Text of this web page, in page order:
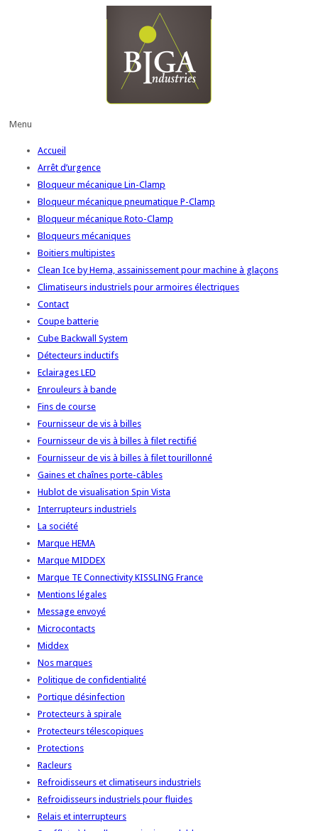
Menu
Accueil
Arrêt d’urgence
Bloqueur mécanique Lin-Clamp
Bloqueur mécanique pneumatique P-Clamp
Bloqueur mécanique Roto-Clamp
Bloqueurs mécaniques
Boitiers multipistes
Clean Ice by Hema, assainissement pour machine à glaçons
Climatiseurs industriels pour armoires électriques
Contact
Coupe batterie
Cube Backwall System
Détecteurs inductifs
Eclairages LED
Enrouleurs à bande
Fins de course
Fournisseur de vis à billes
Fournisseur de vis à billes à filet rectifié
Fournisseur de vis à billes à filet tourillonné
Gaines et chaînes porte-câbles
Hublot de visualisation Spin Vista
Interrupteurs industriels
La société
Marque HEMA
Marque MIDDEX
Marque TE Connectivity KISSLING France
Mentions légales
Message envoyé
Microcontacts
Middex
Nos marques
Politique de confidentialité
Portique désinfection
Protecteurs à spirale
Protecteurs télescopiques
Protections
Racleurs
Refroidisseurs et climatiseurs industriels
Refroidisseurs industriels pour fluides
Relais et interrupteurs